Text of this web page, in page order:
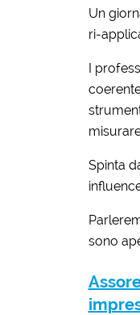
Un
ri-
I
Spinta
sono